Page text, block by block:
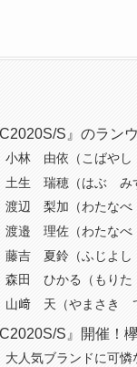
S』のラン
小林 由依（こばやし
土生 瑞穂（はぶ み
渡辺 梨加（わたなべ
渡邉 理佐（わたなべ
藤吉 夏鈴（ふじよし
森田 ひかる（もりた
山﨑 天（やまさき
S』開催！
大人気ブランドに可憐